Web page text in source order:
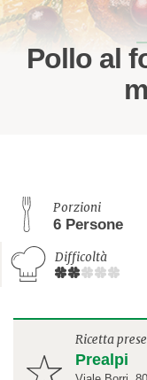
Pollo al
Porzioni
6 Persone
Difficoltà
Ricetta
Prealpi